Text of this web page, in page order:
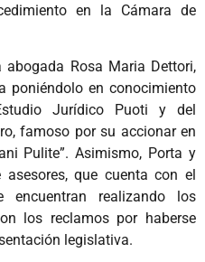
en la Cámara de
Rosa Maria Dettori,
poniéndolo en conocimiento
Jurídico Puoti y del
famoso por su accionar en
Pulite”. Asimismo, Porta y
que cuenta con el
encuentran realizando los
los reclamos por haberse
legislativa.